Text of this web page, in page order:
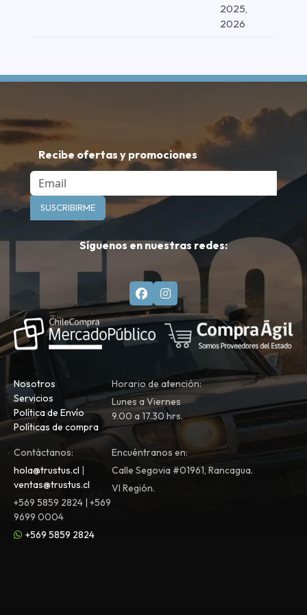
2025,
2026
Recibe ofertas y promociones
Email
SUSCRIBIRME
Síguenos en nuestras redes:
Nosotros
Servicios
Política de Envío
Políticas de compra
Horario de atención:
Lunes a Viernes
9.00 a 17.30 hrs.
Contáctanos:
hola@trustus.cl |
ventas@trustus.cl
+569 5859 2824 | +569
9699 0004
+569 5859 2824
Encuéntranos en:
Calle Segovia #01961, Rancagua.
VI Región.